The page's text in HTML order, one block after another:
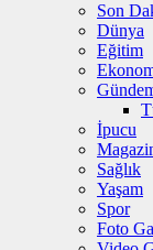
Son
Dünya
Eğitim
İpucu
Sağlık
Yaşam
Spor
Foto